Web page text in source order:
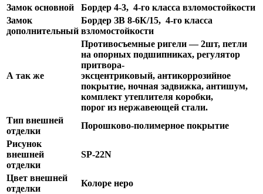
Замок основной
Бордер 4-3, 4-го класса взломостойкости
Замок
дополнительный
Бордер ЗВ 8-6К/15, 4-го класса
взломостойкости
А так же
Противосъемные ригели — 2шт, петли
на опорных подшипниках, регулятор
притвора-
эксцентриковый, антикоррозийное
покрытие, ночная задвижка, антишум,
комплект утеплителя коробки,
порог из нержавеющей стали.
Тип внешней
отделки
Порошково-полимерное покрытие
Рисунок
внешней
отделки
SP-22N
Цвет внешней
отделки
Колоре неро